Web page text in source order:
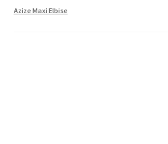
Azize Maxi Elbise